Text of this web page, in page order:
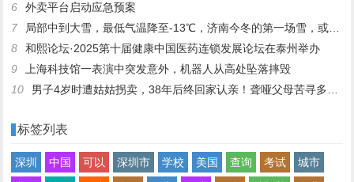
6
外卖平台启动应急预案
7
局部中到大雪，最低气温降至-13℃，济南今冬的第一场雪，或跟去年同一时间！
8
和熙论坛·2025第十届健康中国医药连锁发展论坛在泰州举办
9
上海科技馆一表演中突发意外，机器人从高处坠落摔毁
10
男子4岁时遭姑姑拐卖，38年后终回家认亲！聋哑父母苦寻多年，母亲已抱憾离世丨红星寻人
标签列表
深圳 中国 可以 深圳市 学校 美国 查询 考试
城市